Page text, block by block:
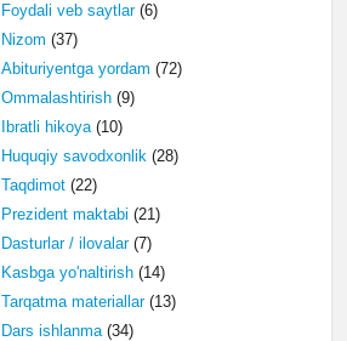
Foydali veb saytlar(6)
Nizom (37)
Abituriyentga yordam (72)
Ommalashtirish(9)
Ibratli hikoya(10)
Huquqiy savodxonlik(28)
Taqdimot(22)
Prezident maktabi (21)
Dasturlar / ilovalar(7)
Kasbga yo'naltirish(14)
Tarqatma materiallar(13)
Dars ishlanma(34)